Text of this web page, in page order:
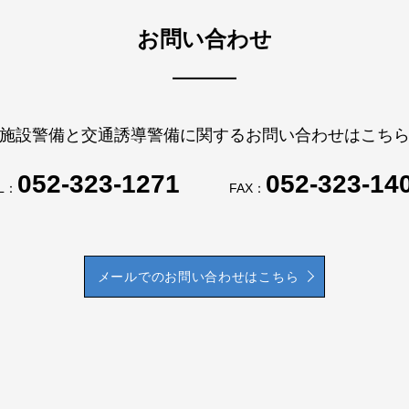
お問い合わせ
施設警備と交通誘導警備に関するお問い合わせはこちら
052-323-1271 FAX： 052-323-
メールでのお問い合わせはこちら